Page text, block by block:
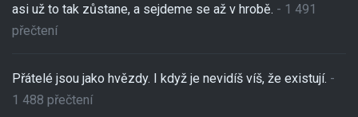
asi už to tak zůstane, a sejdeme se až v hrobě. - 1 491
přečtení
Přátelé jsou jako hvězdy. I když je nevidíš víš, že existují. -
1 488 přečtení